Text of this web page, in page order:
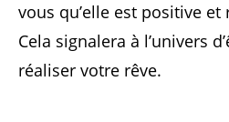
vous qu’elle est positive et
Cela signalera à l’univers
réaliser votre rêve.